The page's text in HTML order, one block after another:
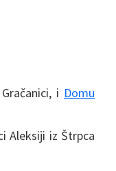
i Domu
Aleksiji iz Štrpca